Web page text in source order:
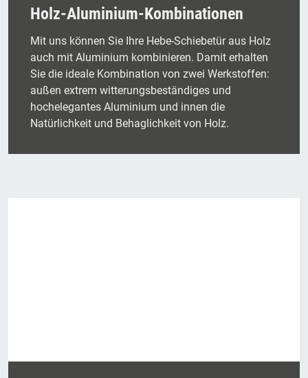
Holz-Aluminium-Kombinationen
Mit uns können Sie Ihre Hebe-Schiebetür aus Holz
auch mit Aluminium kombinieren. Damit erhalten
Sie die ideale Kombination von zwei Werkstoffen:
außen extrem witterungsbeständiges und
hochelegantes Aluminium und innen die
Natürlichkeit und Behaglichkeit von Holz.